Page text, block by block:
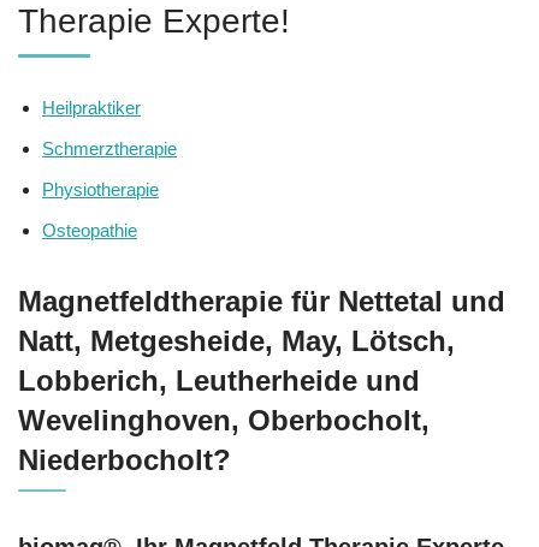
Therapie Experte!
Heilpraktiker
Schmerztherapie
Physiotherapie
Osteopathie
Magnetfeldtherapie für Nettetal und
Natt, Metgesheide, May, Lötsch,
Lobberich, Leutherheide und
Wevelinghoven, Oberbocholt,
Niederbocholt?